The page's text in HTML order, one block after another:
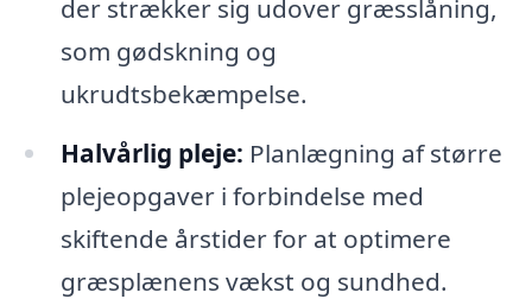
der strækker sig udover græsslåning,
som gødskning og
ukrudtsbekæmpelse.
Halvårlig pleje: Planlægning af større
plejeopgaver i forbindelse med
skiftende årstider for at optimere
græsplænens vækst og sundhed.